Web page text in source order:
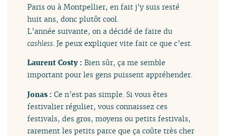
Paris ou à Montpellier, en fait j’y suis resté
huit ans, donc plutôt cool.
L’année suivante, on a décidé de faire du
cashless. Je peux expliquer vite fait ce que c’est.
Laurent Costy :Bien sûr, ça me semble
important pour les gens puissent appréhender.
Jonas :Ce n’est pas simple. Si vous êtes
festivalier régulier, vous connaissez ces
festivals, des gros, moyens ou petits festivals,
rarement les petits parce que ça coûte très cher